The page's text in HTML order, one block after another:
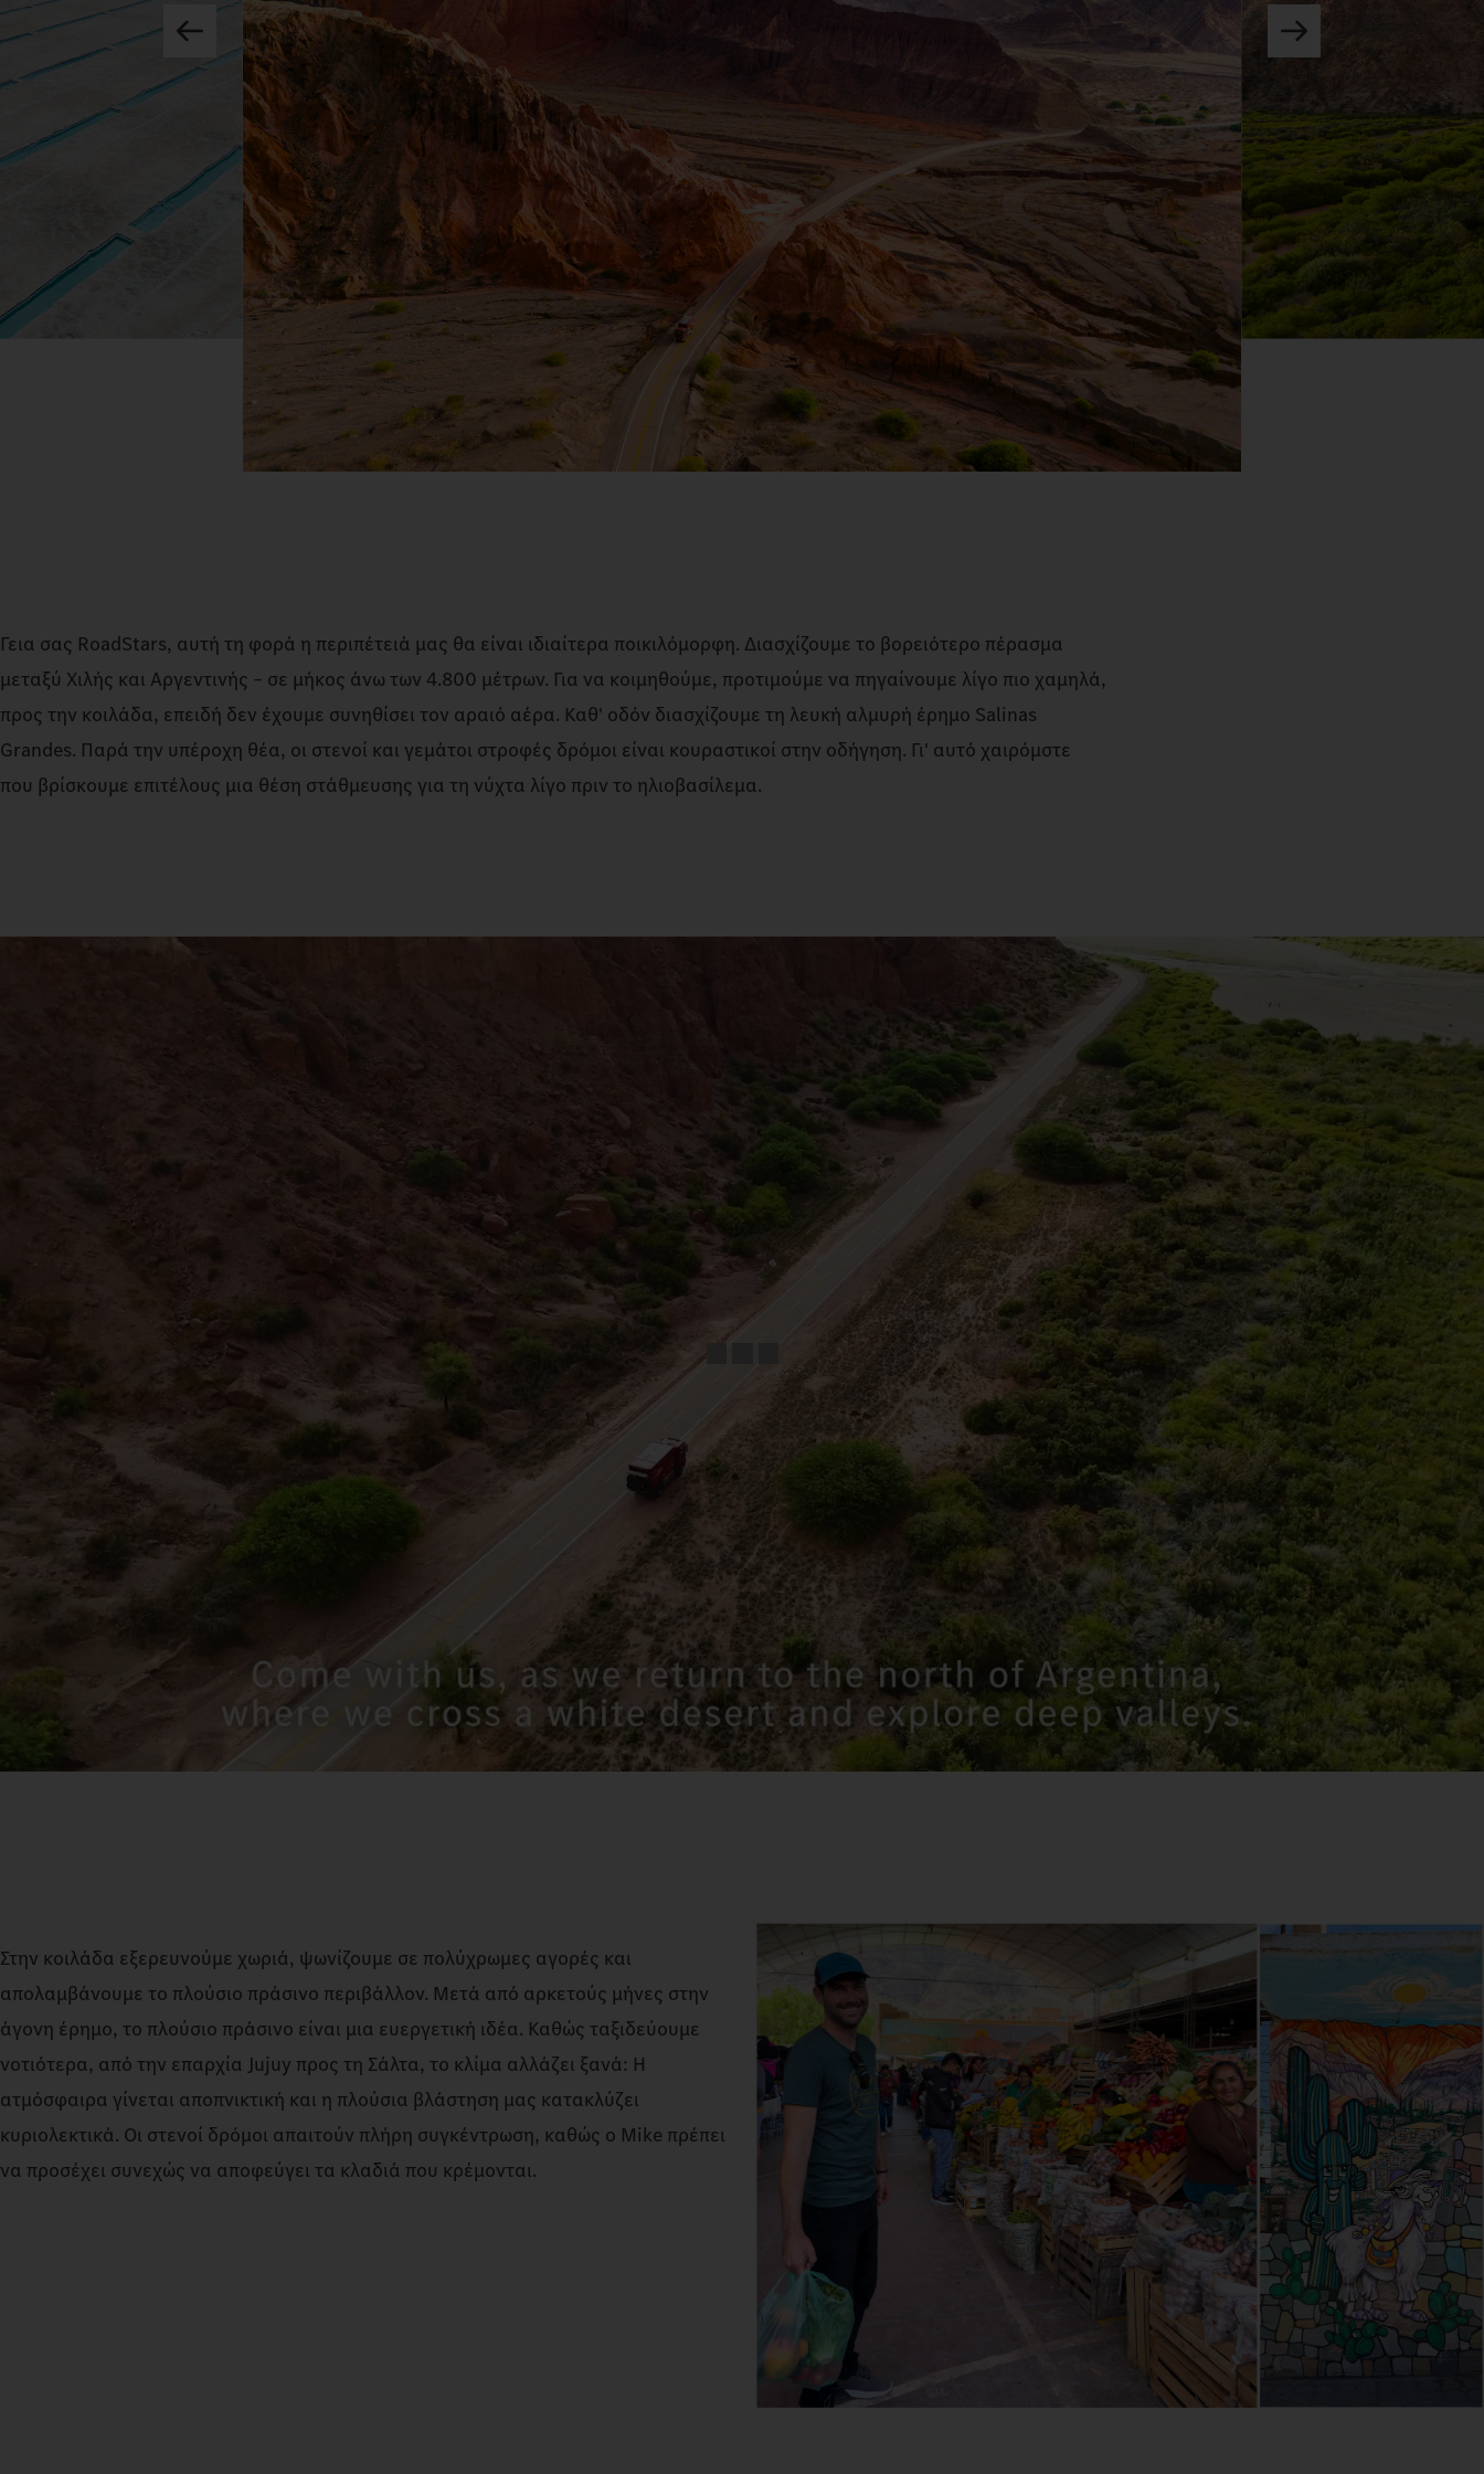
Γεια σας RoadStars, αυτή τη φορά η περιπέτειά μας θα είναι ιδιαίτερα ποικιλόμορφη. Διασχίζουμε το βορειότερο πέρασμα
μεταξύ Χιλής και Αργεντινής – σε μήκος άνω των 4.800 μέτρων. Για να κοιμηθούμε, προτιμούμε να πηγαίνουμε λίγο πιο χαμηλά,
προς την κοιλάδα, επειδή δεν έχουμε συνηθίσει τον αραιό αέρα. Καθ' οδόν διασχίζουμε τη λευκή αλμυρή έρημο Salinas
Grandes. Παρά την υπέροχη θέα, οι στενοί και γεμάτοι στροφές δρόμοι είναι κουραστικοί στην οδήγηση. Γι' αυτό χαιρόμστε
που βρίσκουμε επιτέλους μια θέση στάθμευσης για τη νύχτα λίγο πριν το ηλιοβασίλεμα.
Στην κοιλάδα εξερευνούμε χωριά, ψωνίζουμε σε πολύχρωμες αγορές και
απολαμβάνουμε το πλούσιο πράσινο περιβάλλον. Μετά από αρκετούς μήνες στην
άγονη έρημο, το πλούσιο πράσινο είναι μια ευεργετική ιδέα. Καθώς ταξιδεύουμε
νοτιότερα, από την επαρχία Jujuy προς τη Σάλτα, το κλίμα αλλάζει ξανά: Η
ατμόσφαιρα γίνεται αποπνικτική και η πλούσια βλάστηση μας κατακλύζει
κυριολεκτικά. Οι στενοί δρόμοι απαιτούν πλήρη συγκέντρωση, καθώς ο Mike πρέπει
να προσέχει συνεχώς να αποφεύγει τα κλαδιά που κρέμονται.